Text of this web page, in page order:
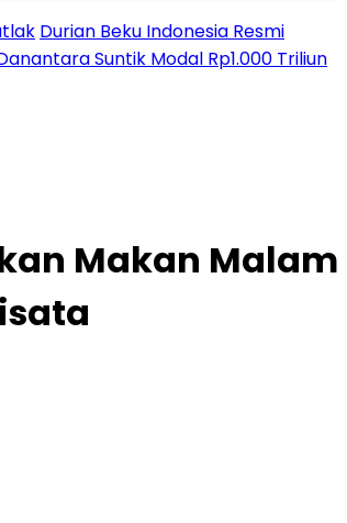
Durian Beku Indonesia Resmi
Suntik Modal Rp1.000 Triliun
Makan Malam